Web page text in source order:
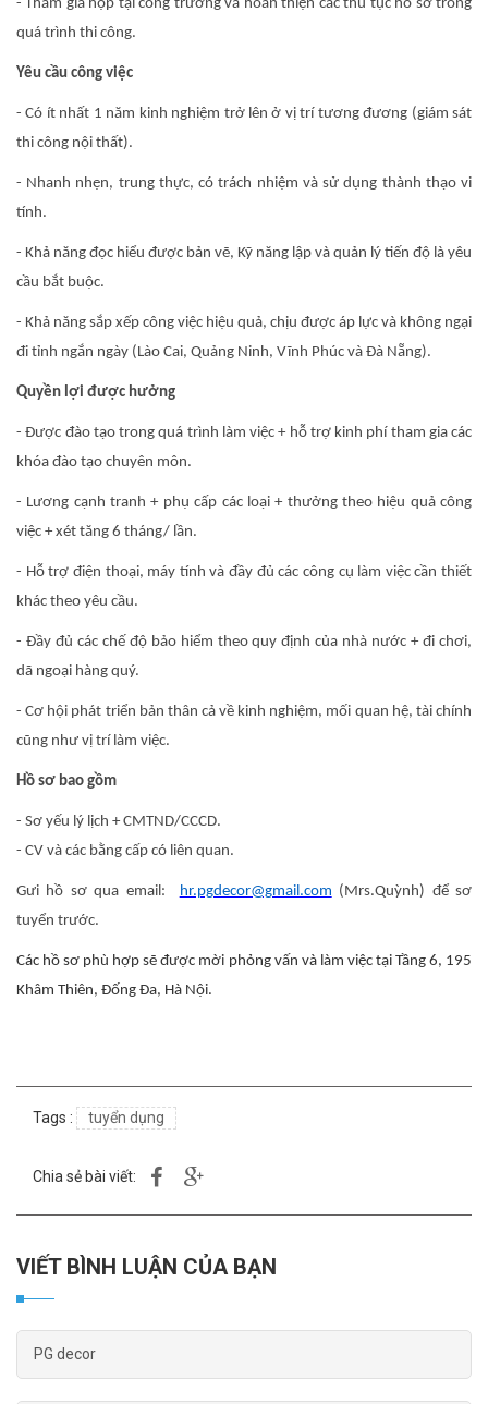
- Tham gia họp tại công trường và hoàn thiện các thủ tục hồ sơ trong
quá trình thi công.
Yêu cầu công việc
- Có ít nhất 1 năm kinh nghiệm trở lên ở vị trí tương đương (giám sát
thi công nội thất).
- Nhanh nhẹn, trung thực, có trách nhiệm và sử dụng thành thạo vi
tính.
- Khả năng đọc hiểu được bản vẽ, Kỹ năng lập và quản lý tiến độ là yêu
cầu bắt buộc.
- Khả năng sắp xếp công việc hiệu quả, chịu được áp lực và không ngại
đi tỉnh ngắn ngày (Lào Cai, Quảng Ninh, Vĩnh Phúc và Đà Nẵng).
Quyền lợi được hưởng
- Được đào tạo trong quá trình làm việc + hỗ trợ kinh phí tham gia các
khóa đào tạo chuyên môn.
- Lương cạnh tranh + phụ cấp các loại + thưởng theo hiệu quả công
việc + xét tăng 6 tháng/ lần.
- Hỗ trợ điện thoại, máy tính và đầy đủ các công cụ làm việc cần thiết
khác theo yêu cầu.
- Đầy đủ các chế độ bảo hiểm theo quy định của nhà nước + đi chơi,
dã ngoại hàng quý.
- Cơ hội phát triển bản thân cả về kinh nghiệm, mối quan hệ, tài chính
cũng như vị trí làm việc.
Hồ sơ bao gồm
- Sơ yếu lý lịch + CMTND/CCCD.
- CV và các bằng cấp có liên quan.
Gưi hồ sơ qua email: hr.pgdecor@gmail.com (Mrs.Quỳnh) để sơ
tuyển trước.
Các hồ sơ phù hợp sẽ được mời phỏng vấn và làm việc tại Tầng 6, 195
Khâm Thiên, Đống Đa, Hà Nội.
Tags : tuyển dụng
Chia sẻ bài viết:
VIẾT BÌNH LUẬN CỦA BẠN